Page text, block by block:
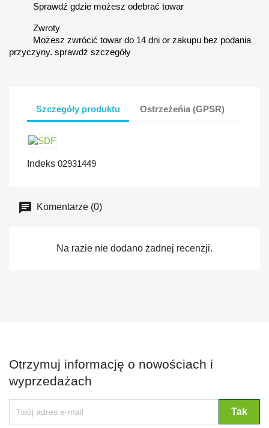
Sprawdź gdzie możesz odebrać towar
Zwroty
Możesz zwrócić towar do 14 dni or zakupu bez podania
przyczyny. sprawdź szczegóły
Szczegóły produktu Ostrzeżeńia (GPSR)
Indeks 02931449
Komentarze (0)
Na razie nie dodano żadnej recenzji.
Otrzymuj informację o nowościach i
wyprzedażach